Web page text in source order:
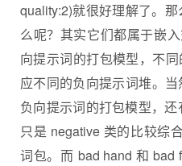
quality:2)就很好理解了。那
么呢？其实它们都属于嵌
向提示词的打包模型，不
应不同的负向提示词堆。当
负向提示词的打包模型，还
只是 negative 类的比较综
词包。而 bad hand 和